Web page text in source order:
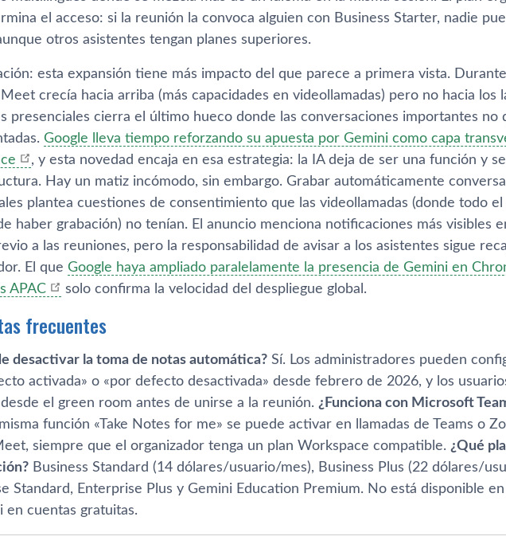
el acceso: si la reunión la convoca alguien con Business Starter, nadie
otros asistentes tengan planes superiores.
esta expansión tiene más impacto del que parece a primera vista.
crecía hacia arriba (más capacidades en videollamadas) pero no hacia los
presenciales cierra el último hueco donde las conversaciones importantes no
Google lleva tiempo reforzando su apuesta por Gemini como capa
, y esta novedad encaja en esa estrategia: la IA deja de ser una función y
Hay un matiz incómodo, sin embargo. Grabar automáticamente
plantea cuestiones de consentimiento que las videollamadas (donde todo el
haber grabación) no tenían. El anuncio menciona notificaciones más visibles
a las reuniones, pero la responsabilidad de avisar a los asistentes sigue
El que Google haya ampliado paralelamente la presencia de Gemini en
APAC
solo confirma la velocidad del despliegue global.
frecuentes
desactivar la toma de notas automática? Sí. Los administradores pueden
activada» o «por defecto desactivada» desde febrero de 2026, y los
el green room antes de unirse a la reunión. ¿Funciona con Microsoft
función «Take Notes for me» se puede activar en llamadas de Teams o
siempre que el organizador tenga un plan Workspace compatible. ¿Qué
Business Standard (14 dólares/usuario/mes), Business Plus (22 dólares/
Standard, Enterprise Plus y Gemini Education Premium. No está disponible
en cuentas gratuitas.